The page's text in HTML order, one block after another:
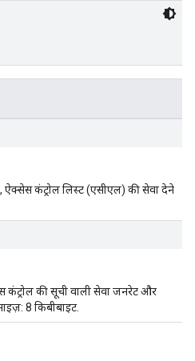
कंट्रोल लिस्ट (एसीएल) की सेवा देने
की सूची वाली सेवा जनरेट और
8 किबीबाइट.